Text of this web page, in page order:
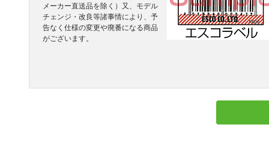
メーカー直送品を除く）又、モデル
チェンジ・改良等諸事情により、予
告なく仕様の変更や廃番になる商品
がございます。